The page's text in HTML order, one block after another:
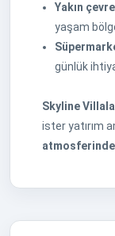
Yakın
yaşam
günlük
Skyline
ister yatırım